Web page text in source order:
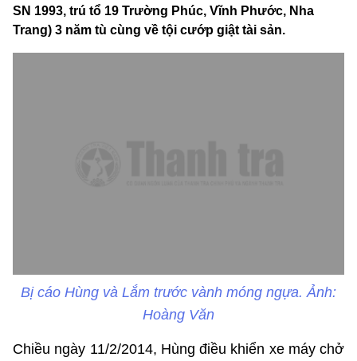
SN 1993, trú tổ 19 Trường Phúc, Vĩnh Phước, Nha
Trang) 3 năm tù cùng về tội cướp giật tài sản.
Bị cáo Hùng và Lắm trước vành móng ngựa. Ảnh:
Hoàng Văn
Chiều ngày 11/2/2014, Hùng điều khiển xe máy chở